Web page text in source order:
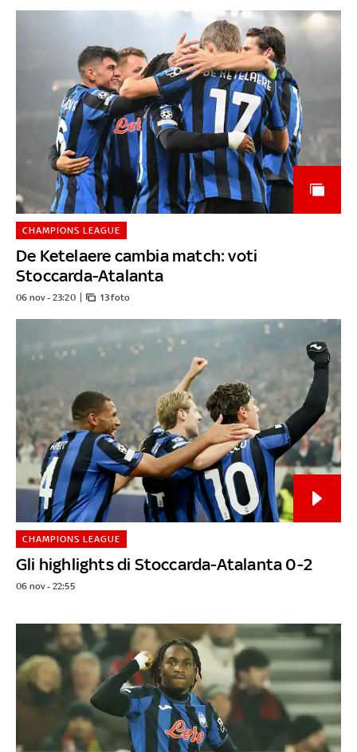
De Ketelaere cambia match: voti
Stoccarda-Atalanta
CHAMPIONS LEAGUE
06 nov - 23:20 13 foto
Gli highlights di Stoccarda-Atalanta 0-2
CHAMPIONS LEAGUE
06 nov - 22:55